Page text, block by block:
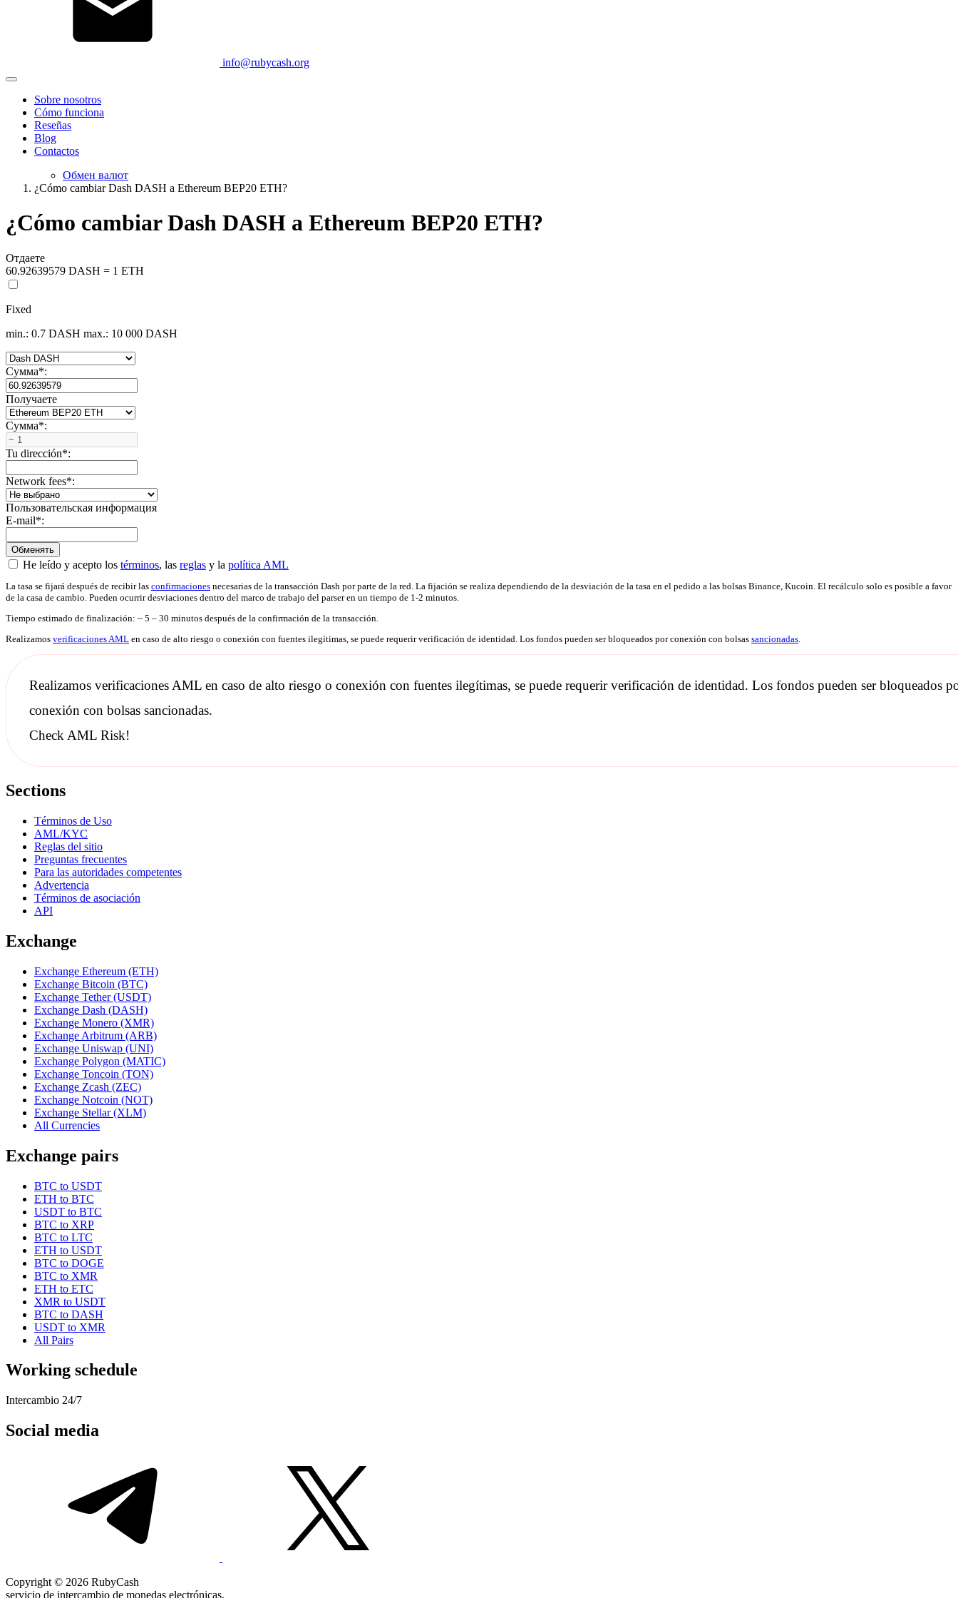
info@rubycash.org
Sobre nosotros
Cómo funciona
Reseñas
Blog
Contactos
Обмен валют
¿Cómo cambiar Dash DASH a Ethereum BEP20 ETH?
¿Cómo cambiar Dash DASH a Ethereum BEP20 ETH?
Отдаете
60.92639579 DASH = 1 ETH
Fixed
min.: 0.7 DASH max.: 10 000 DASH
Сумма*:
Получаете
Сумма*:
Tu dirección*:
Network fees*:
Пользовательская информация
E-mail*:
He leído y acepto los términos, las reglas y la política AML
La tasa se fijará después de recibir las confirmaciones necesarias de la transacción Dash por parte de la red. La fijación se realiza dependiendo de la desviación de la tasa en el pedido a las bolsas Binance, Kucoin. El recálculo solo es posible a favor
de la casa de cambio. Pueden ocurrir desviaciones dentro del marco de trabajo del parser en un tiempo de 1-2 minutos.
Tiempo estimado de finalización: ~ 5 – 30 minutos después de la confirmación de la transacción.
Realizamos verificaciones AML en caso de alto riesgo o conexión con fuentes ilegítimas, se puede requerir verificación de identidad. Los fondos pueden ser bloqueados por conexión con bolsas sancionadas
Realizamos verificaciones AML en caso de alto riesgo o conexión con fuentes ilegítimas, se puede requerir verificación de identidad. Los fondos pueden ser bloqueados
conexión con bolsas sancionadas.
Check AML Risk!
Sections
Términos de Uso
AML/KYC
Reglas del sitio
Preguntas frecuentes
Para las autoridades competentes
Advertencia
Términos de asociación
API
Exchange
Exchange Ethereum (ETH)
Exchange Bitcoin (BTC)
Exchange Tether (USDT)
Exchange Dash (DASH)
Exchange Monero (XMR)
Exchange Arbitrum (ARB)
Exchange Uniswap (UNI)
Exchange Polygon (MATIC)
Exchange Toncoin (TON)
Exchange Zcash (ZEC)
Exchange Notcoin (NOT)
Exchange Stellar (XLM)
All Currencies
Exchange pairs
BTC to USDT
ETH to BTC
USDT to BTC
BTC to XRP
BTC to LTC
ETH to USDT
BTC to DOGE
BTC to XMR
ETH to ETC
XMR to USDT
BTC to DASH
USDT to XMR
All Pairs
Working schedule
Intercambio 24/7
Social media
Copyright © 2026 RubyCash
servicio de intercambio de monedas electrónicas.